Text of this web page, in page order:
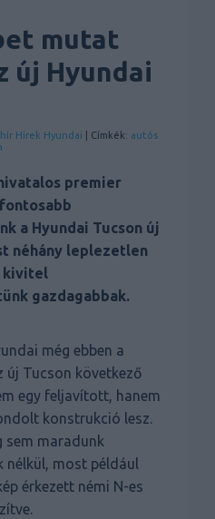
mutat
új Hyundai
Hírek Hyundai | Címkék: autós
premier
a Hyundai Tucson új
néhány leplezetlen
kivitel
gazdagabbak.
még ebben a
új Tucson következő
egy feljavított, hanem
konstrukció lesz.
sem maradunk
most például
érkezett némi N-es